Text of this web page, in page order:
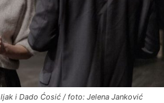
i Dado Ćosić / foto: Jelena Janković